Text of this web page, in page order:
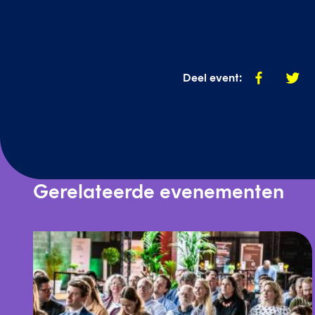
Deel event:
Deel
Deel
Gerelateerde evenementen